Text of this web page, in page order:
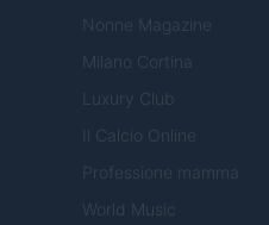
Nonne Magazine
Milano Cortina
Luxury Club
Il Calcio Online
Professione mamma
World Music